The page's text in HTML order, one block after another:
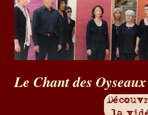
Le Chant des Oyseaux